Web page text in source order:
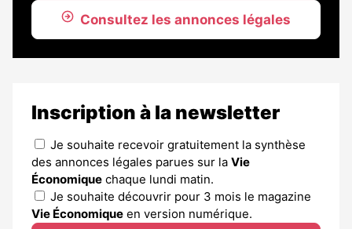
Consultez les annonces légales
Inscription à la newsletter
Je souhaite recevoir gratuitement la synthèse
des annonces légales parues sur la Vie
Économique chaque lundi matin.
Je souhaite découvrir pour 3 mois le magazine
Vie Économique en version numérique.